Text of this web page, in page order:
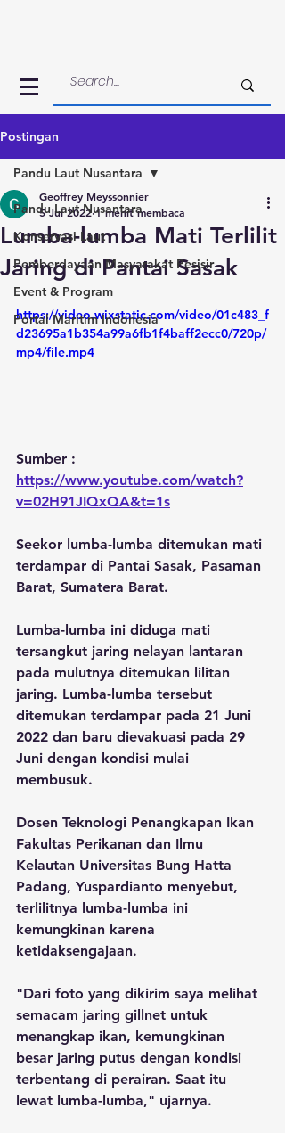
Postingan
Pandu Laut Nusantara
Konservasi Laut
Pemberdayaan Masyarakat Pesisir
Event & Program
Portal Maritim Indonesia
Pandu Laut Nusantara
Lumba-lumba Mati Terlilit
Jaring di Pantai Sasak
Geoffrey Meyssonnier
5 Jul 2022 1 menit membaca
https://video.wixstatic.com/video/01c483_f
d23695a1b354a99a6fb1f4baff2ecc0/720p/
mp4/file.mp4
Sumber :
https://www.youtube.com/watch?
v=02H91JIQxQA&t=1s
Seekor lumba-lumba ditemukan mati
terdampar di Pantai Sasak, Pasaman
Barat, Sumatera Barat.
Lumba-lumba ini diduga mati
tersangkut jaring nelayan lantaran
pada mulutnya ditemukan lilitan
jaring. Lumba-lumba tersebut
ditemukan terdampar pada 21 Juni
2022 dan baru dievakuasi pada 29
Juni dengan kondisi mulai
membusuk.
Dosen Teknologi Penangkapan Ikan
Fakultas Perikanan dan Ilmu
Kelautan Universitas Bung Hatta
Padang, Yuspardianto menyebut,
terlilitnya lumba-lumba ini
kemungkinan karena
ketidaksengajaan.
"Dari foto yang dikirim saya melihat
semacam jaring gillnet untuk
menangkap ikan, kemungkinan
besar jaring putus dengan kondisi
terbentang di perairan. Saat itu
lewat lumba-lumba," ujarnya.